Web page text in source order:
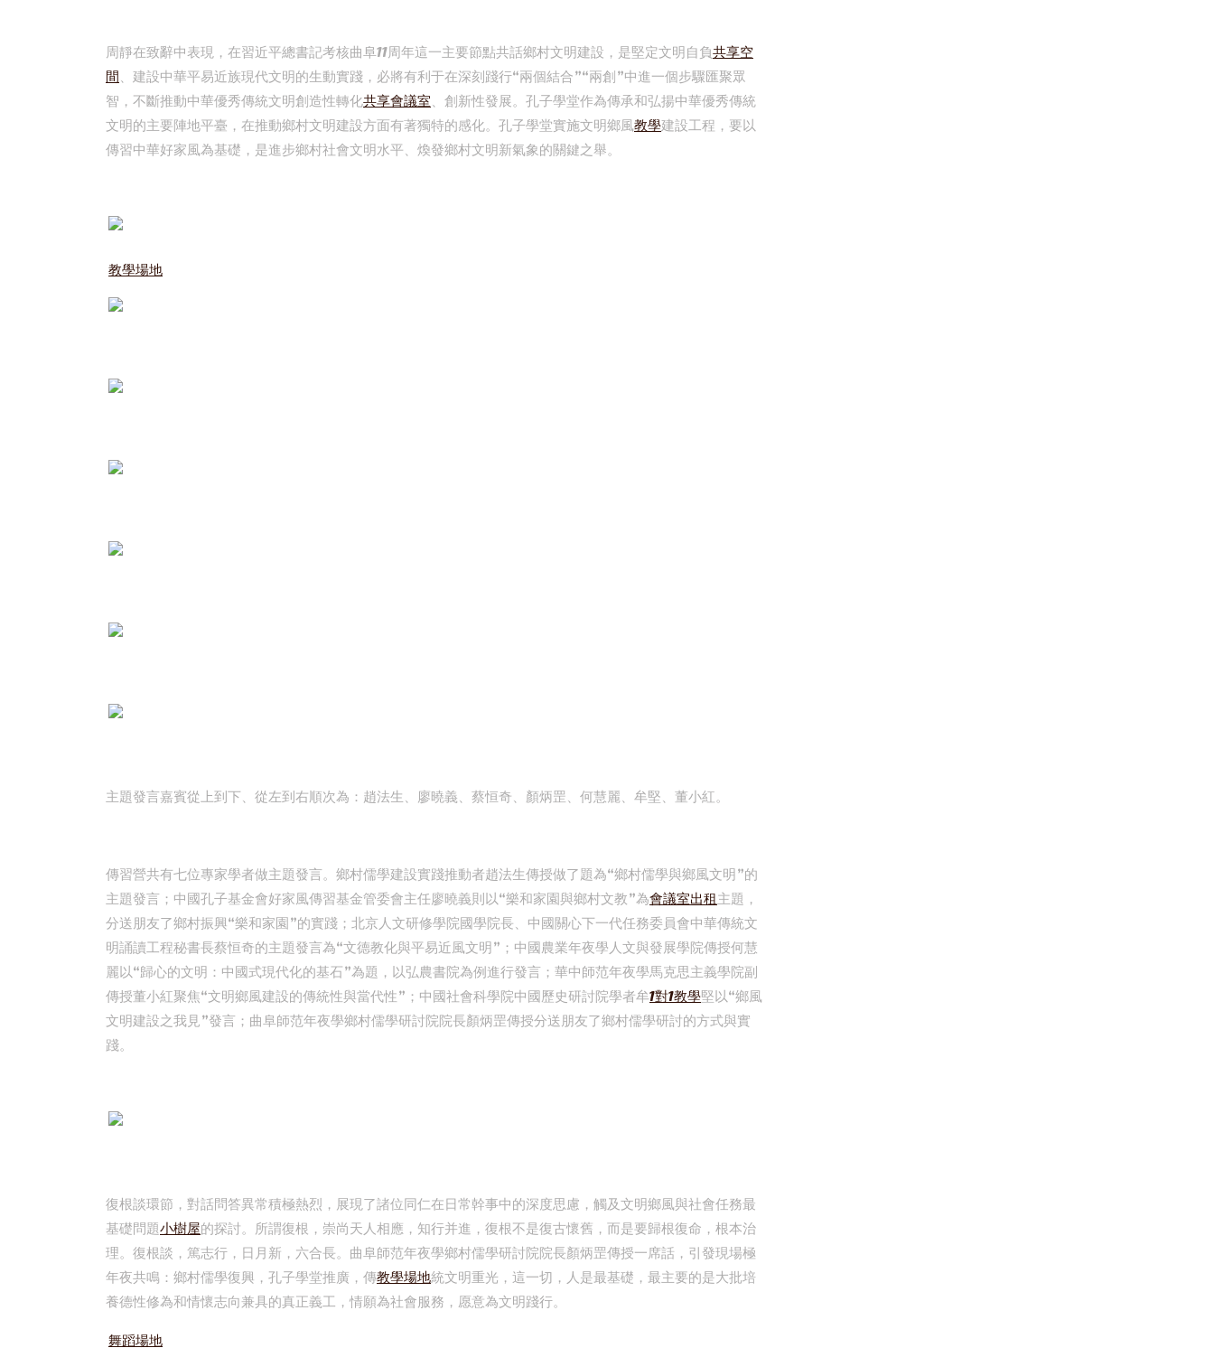
周靜在致辭中表現，在習近平總書記考核曲阜11周年這一主要節點共話鄉村文明建設，是堅定文明自負共享空
間、建設中華平易近族現代文明的生動實踐，必將有利于在深刻踐行“兩個結合”“兩創”中進一個步驟匯聚眾
智，不斷推動中華優秀傳統文明創造性轉化共享會議室、創新性發展。孔子學堂作為傳承和弘揚中華優秀傳統
文明的主要陣地平臺，在推動鄉村文明建設方面有著獨特的感化。孔子學堂實施文明鄉風教學建設工程，要以
傳習中華好家風為基礎，是進步鄉村社會文明水平、煥發鄉村文明新氣象的關鍵之舉。
教學場地
主題發言嘉賓從上到下、從左到右順次為：趙法生、廖曉義、蔡恒奇、顏炳罡、何慧麗、牟堅、董小紅。
傳習營共有七位專家學者做主題發言。鄉村儒學建設實踐推動者趙法生傳授做了題為“鄉村儒學與鄉風文明”的
主題發言；中國孔子基金會好家風傳習基金管委會主任廖曉義則以“樂和家園與鄉村文教”為會議室出租主題，
分送朋友了鄉村振興“樂和家園”的實踐；北京人文研修學院國學院長、中國關心下一代任務委員會中華傳統文
明誦讀工程秘書長蔡恒奇的主題發言為“文德教化與平易近風文明”；中國農業年夜學人文與發展學院傳授何慧
麗以“歸心的文明：中國式現代化的基石”為題，以弘農書院為例進行發言；華中師范年夜學馬克思主義學院副
傳授董小紅聚焦“文明鄉風建設的傳統性與當代性”；中國社會科學院中國歷史研討院學者牟1對1教學堅以“鄉風
文明建設之我見”發言；曲阜師范年夜學鄉村儒學研討院院長顏炳罡傳授分送朋友了鄉村儒學研討的方式與實
踐。
復根談環節，對話問答異常積極熱烈，展現了諸位同仁在日常幹事中的深度思慮，觸及文明鄉風與社會任務最
基礎問題小樹屋的探討。所謂復根，崇尚天人相應，知行并進，復根不是復古懷舊，而是要歸根復命，根本治
理。復根談，篤志行，日月新，六合長。曲阜師范年夜學鄉村儒學研討院院長顏炳罡傳授一席話，引發現場極
年夜共鳴：鄉村儒學復興，孔子學堂推廣，傳教學場地統文明重光，這一切，人是最基礎，最主要的是大批培
養德性修為和情懷志向兼具的真正義工，情願為社會服務，愿意為文明踐行。
舞蹈場地